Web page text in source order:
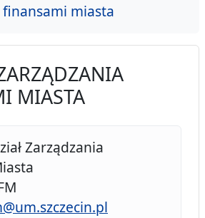
miasta
MIASTA
Zarządzania